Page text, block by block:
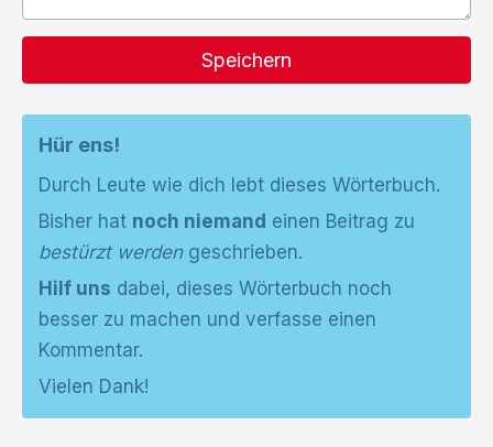
Speichern
Hür ens!
Durch Leute wie dich lebt dieses Wörterbuch.
Bisher hat noch niemand einen Beitrag zu
bestürzt werdengeschrieben.
Hilf uns dabei, dieses Wörterbuch noch
besser zu machen und verfasse einen
Kommentar.
Vielen Dank!